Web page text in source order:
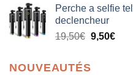
Perche a selfie
declencheur
19,50€ 9,50€
NOUVEAUTÉS